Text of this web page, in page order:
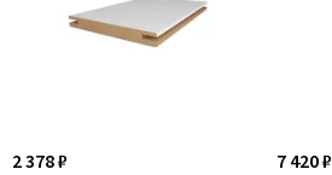
2 378 ₽ 7 420 ₽